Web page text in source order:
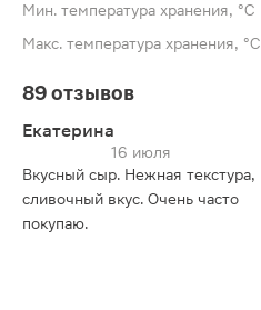
Мин. температура хранения, °C
Макс. температура хранения, °C
89 отзывов
Екатерина
16 июля
Вкусный сыр. Нежная текстура,
сливочный вкус. Очень часто
покупаю.